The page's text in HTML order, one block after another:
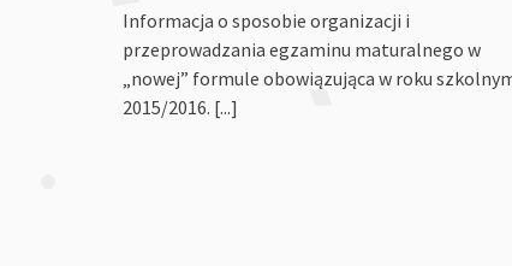
Informacja o sposobie organizacji i
przeprowadzania egzaminu maturalnego w
„nowej” formule obowiązująca w roku
2015/2016. [...]